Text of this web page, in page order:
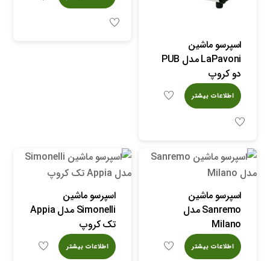
اسپرسو ماشین
LaPavoni مدل PUB
دو کروپ
اطلاعات بیشتر
اسپرسو ماشین
Sanremo مدل
Milano
اطلاعات بیشتر
اسپرسو ماشین
Simonelli مدل Appia
تک کروپ
اطلاعات بیشتر